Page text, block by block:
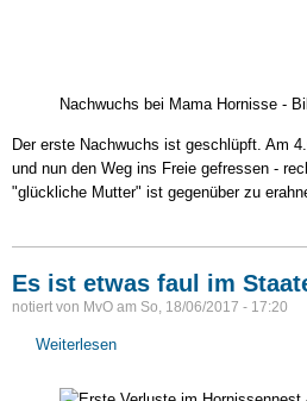
Nachwuchs bei Mama Hornisse -
Der erste Nachwuchs ist geschlüpft. Am
und nun den Weg ins Freie gefressen -
"glückliche Mutter" ist gegenüber zu
Es ist etwas faul im
notiert von MvO am So, 18/06/2017 - 17:20
Weiterlesen
ist